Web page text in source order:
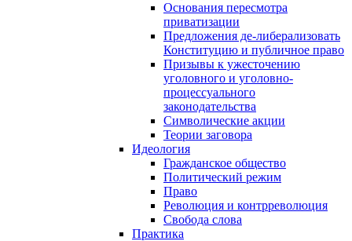
Основания пересмотра
приватизации
Предложения де-либерализовать
Конституцию и публичное право
Призывы к ужесточению
уголовного и уголовно-
процессуального
законодательства
Символические акции
Теории заговора
Идеология
Гражданское общество
Политический режим
Право
Революция и контрреволюция
Свобода слова
Практика